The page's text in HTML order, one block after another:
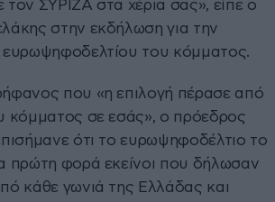
τον ΣΥΡΙΖΑ στα χέρια σας», είπε ο
στην εκδήλωση για την
του κόμματος.
που «η επιλογή πέρασε από
κόμματος σε εσάς», ο πρόεδρος
ότι το ευρωψηφοδέλτιο το
πρώτη φορά εκείνοι που δήλωσαν
κάθε γωνιά της Ελλάδας και